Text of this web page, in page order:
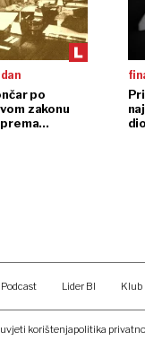
po
zakonu
Podcast Lider BI Klub
korištenjapolitika